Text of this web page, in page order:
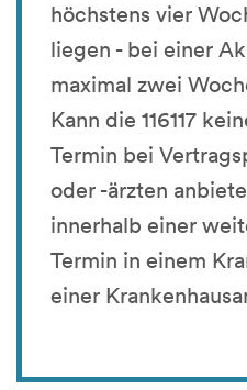
höchstens vier
liegen - bei einer
maximal zwei
Kann die 116117
Termin bei
oder -ärzten
innerhalb einer
Termin in einem
einer